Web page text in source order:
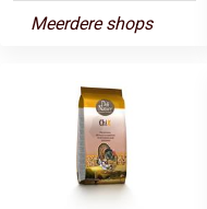
Meerdere shops